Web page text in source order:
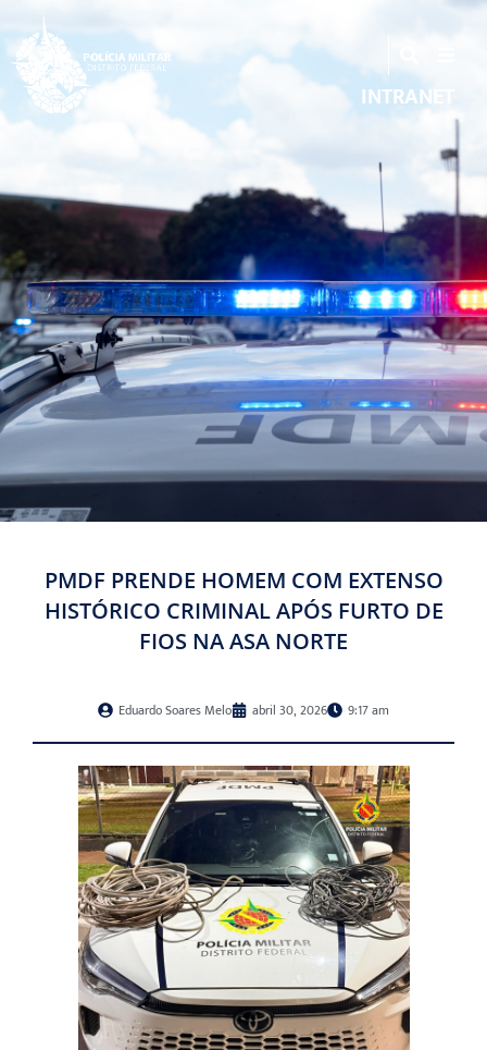
INTRANET
PMDF PRENDE HOMEM COM EXTENSO
HISTÓRICO CRIMINAL APÓS FURTO DE
FIOS NA ASA NORTE
Eduardo Soares Melo abril 30, 2026 9:17 am